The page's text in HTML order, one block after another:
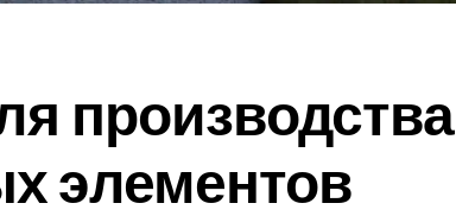
производства
элементов